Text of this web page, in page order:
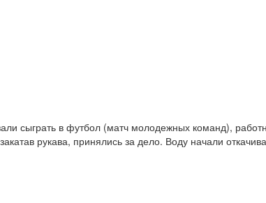
сыграть в футбол (матч молодежных команд),
рукава, принялись за дело. Воду начали